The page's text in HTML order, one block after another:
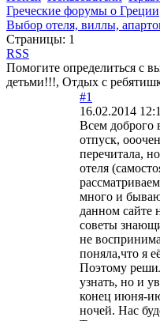
Греческие форумы о Греции
Выбор отеля, виллы,
Страницы: 1
RSS
Помогите определиться с
детьми!!!, Отдых с
#1
16.02.2014
Всем доброго
отпуск,
перечитала,
отеля
много и
данном сайте
советы
не
поняла,что я
Поэтому
узнать, но и
конец июня-
ночей. Нас